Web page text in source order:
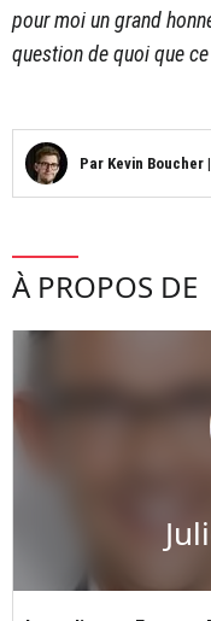
pour moi un grand
question de quoi que
Par Kevin Boucher |
À PROPOS DE